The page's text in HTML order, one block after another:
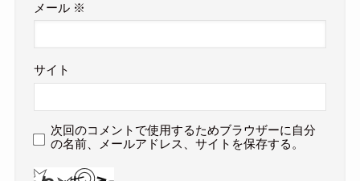
メール ※
サイト
次回のコメントで使用するためブラウザーに自分
の名前、メールアドレス、サイトを保存する。